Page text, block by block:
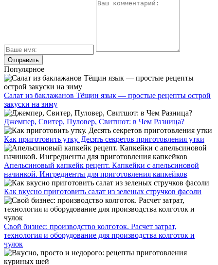
Популярное
Салат из баклажанов Тёщин язык — простые рецепты острой
закуски на зиму
Джемпер, Свитер, Пуловер, Свитшот: в Чем Разница?
Как приготовить утку. Десять секретов приготовления утки
Апельсиновый капкейк рецепт. Капкейки с апельсиновой
начинкой. Ингредиенты для приготовления капкейков
Как вкусно приготовить салат из зеленых стручков фасоли
Свой бизнес: производство колготок. Расчет затрат,
технология и оборудование для производства колготок и
чулок